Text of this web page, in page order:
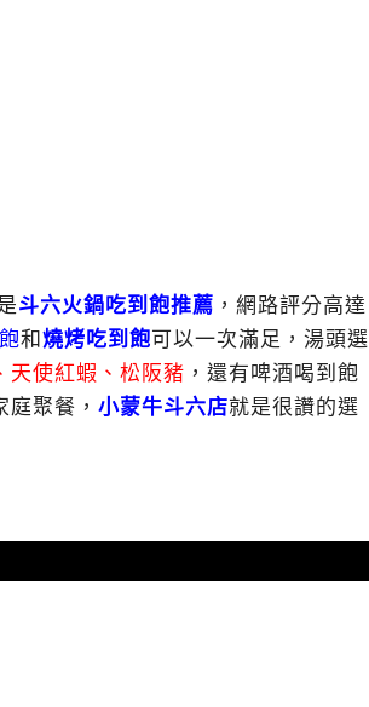
斗六火鍋吃到飽推薦 ，網路評分高達
和 燒烤吃到飽可以一次滿足，湯頭選
天使紅蝦、松阪豬 ，還有啤酒喝到飽
聚餐， 小蒙牛斗六店就是很讚的選